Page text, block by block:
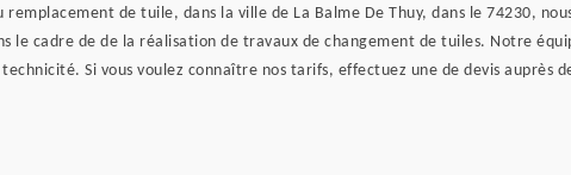
de tuile, dans la ville de La Balme De Thuy, dans le 74230,
le cadre de de la réalisation de travaux de changement de tuiles. Notre
Si vous voulez connaître nos tarifs, effectuez une de devis auprès